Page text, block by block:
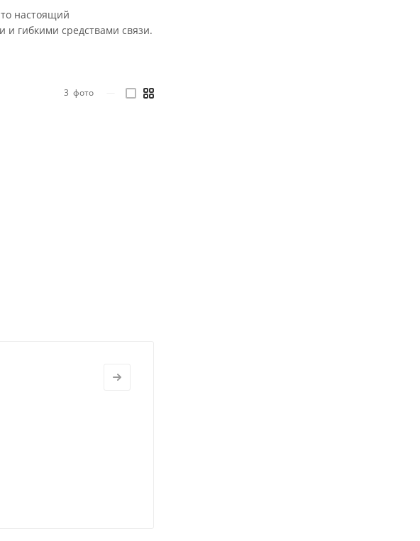
настоящий
гибкими средствами связи.
3 фото